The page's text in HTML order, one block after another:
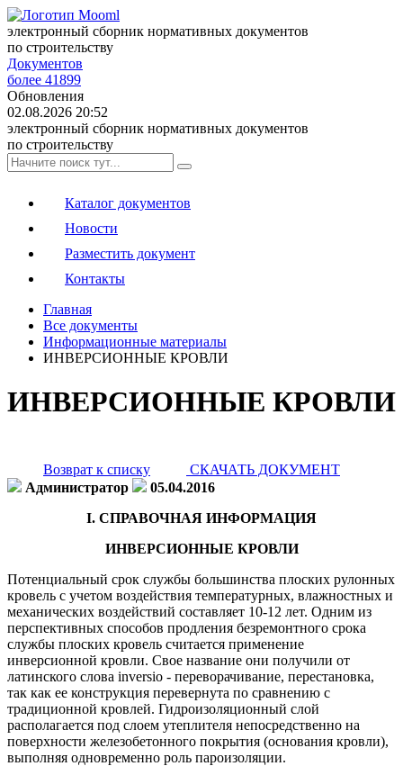
электронный сборник нормативных документов
по строительству
Документов
более 41899
Обновления
02.08.2026 20:52
электронный сборник нормативных документов
по строительству
Каталог документов
Новости
Разместить документ
Контакты
Главная
Все документы
Информационные материалы
ИНВЕРСИОННЫЕ КРОВЛИ
ИНВЕРСИОННЫЕ КРОВЛИ
Возврат к списку
СКАЧАТЬ ДОКУМЕНТ
Администратор
05.04.2016
I. СПРАВОЧНАЯ ИНФОРМАЦИЯ
ИНВЕРСИОННЫЕ КРОВЛИ
Потенциальный срок службы большинства плоских рулонных
кровель с учетом воздействия температурных, влажностных и
механических воздействий составляет 10-12 лет. Одним из
перспективных способов продления безремонтного срока
службы плоских кровель считается применение
инверсионной кровли. Свое название они получили от
латинского слова inversio - переворачивание, перестановка,
так как ее конструкция перевернута по сравнению с
традиционной кровлей. Гидроизоляционный слой
располагается под слоем утеплителя непосредственно на
поверхности железобетонного покрытия (основания кровли),
выполняя одновременно роль пароизоляции.